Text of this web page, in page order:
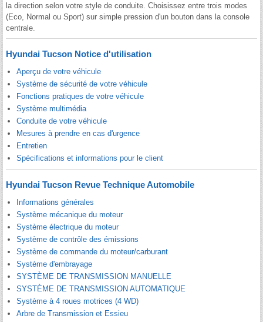
la direction selon votre style de conduite. Choisissez entre trois modes
(Eco, Normal ou Sport) sur simple pression d'un bouton dans la console
centrale.
Hyundai Tucson Notice d'utilisation
Aperçu de votre véhicule
Système de sécurité de votre véhicule
Fonctions pratiques de votre véhicule
Système multimédia
Conduite de votre véhicule
Mesures à prendre en cas d'urgence
Entretien
Spécifications et informations pour le client
Hyundai Tucson Revue Technique Automobile
Informations générales
Système mécanique du moteur
Système électrique du moteur
Système de contrôle des émissions
Système de commande du moteur/carburant
Système d'embrayage
SYSTÈME DE TRANSMISSION MANUELLE
SYSTÈME DE TRANSMISSION AUTOMATIQUE
Système à 4 roues motrices (4 WD)
Arbre de Transmission et Essieu